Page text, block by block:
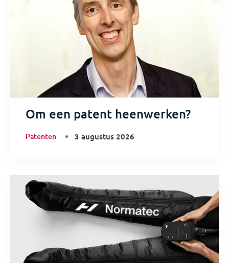
Om een patent heenwerken?
Patenten 3 augustus 2026